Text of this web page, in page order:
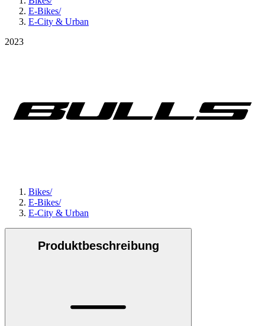
E-Bikes/
E-City & Urban
2023
Bikes/
E-Bikes/
E-City & Urban
Produktbeschreibung